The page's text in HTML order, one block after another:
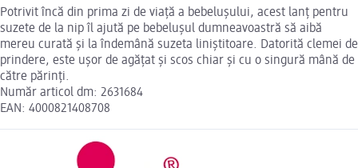
Potrivit încă din prima zi de viață a bebelușului, acest lanț pentru
suzete de la nip îl ajută pe bebelușul dumneavoastră să aibă
mereu curată și la îndemână suzeta liniștitoare. Datorită clemei de
prindere, este ușor de agățat și scos chiar și cu o singură mână de
către părinți.
Număr articol dm: 2631684
EAN: 4000821408708